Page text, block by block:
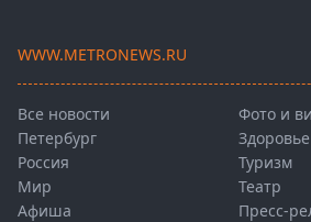
WWW.METRONEWS.RU
Все новости
Петербург
Россия
Мир
Афиша
Фото и
Здоровье
Туризм
Театр
Пресс-